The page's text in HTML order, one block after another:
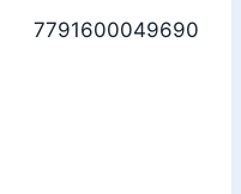
7791600049690